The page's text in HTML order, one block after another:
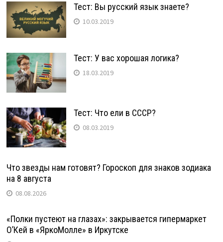
Тест: Вы русский язык знаете?
10.03.2019
Тест: У вас хорошая логика?
18.03.2019
Тест: Что ели в СССР?
08.03.2019
Что звезды нам готовят? Гороскоп для знаков зодиака
на 8 августа
08.08.2026
«Полки пустеют на глазах»: закрывается гипермаркет
О’Кей в «ЯркоМолле» в Иркутске